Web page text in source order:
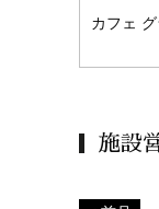
カフェ
施設